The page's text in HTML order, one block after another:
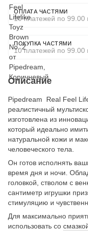
ОПЛАТА ЧАСТЯМИ
10 платежей по 99.00
ПОКУПКА ЧАСТЯМИ
10 платежей по 99.00
Описание
Pipedream Real Feel
реалистичный
изготовлена из
который идеально
натуральной кожи и
человеческого тела.
Он готов исполнять
время дня и ночи.
головкой, стволом с
сантиметр игрушки
стимуляцию и
Для максимально
использовать со